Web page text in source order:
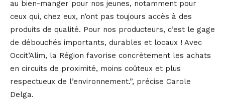
au bien-manger pour nos jeunes, notamment pour
ceux qui, chez eux, n’ont pas toujours accès à des
produits de qualité. Pour nos producteurs, c’est le gage
de débouchés importants, durables et locaux ! Avec
Occit’Alim, la Région favorise concrètement les achats
en circuits de proximité, moins coûteux et plus
respectueux de l’environnement.”, précise Carole
Delga.